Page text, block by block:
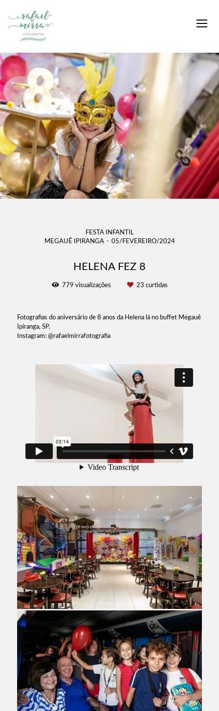
FESTA INFANTIL
MEGAUÊ IPIRANGA
05/FEVEREIRO/2024
HELENA FEZ 8
779 visualizações 23 curtidas
Fotografias do aniversário de 8 anos da Helena lá no buffet Megauê
Ipiranga, SP.
Instagram: @rafaelmirrafotografia